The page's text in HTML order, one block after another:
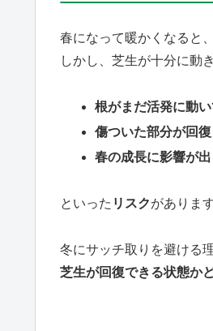
春になって暖かくなると
しかし、芝生が十分に動
根がまだ活発に動
傷ついた部分が回
春の成長に影響が
といった リスクがあります
冬にサッチ取りを避ける
芝生が回復できる状態か